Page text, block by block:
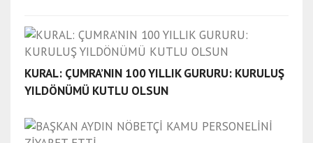
KURAL: ÇUMRA’NIN 100 YILLIK GURURU: KURULUŞ
YILDÖNÜMÜ KUTLU OLSUN